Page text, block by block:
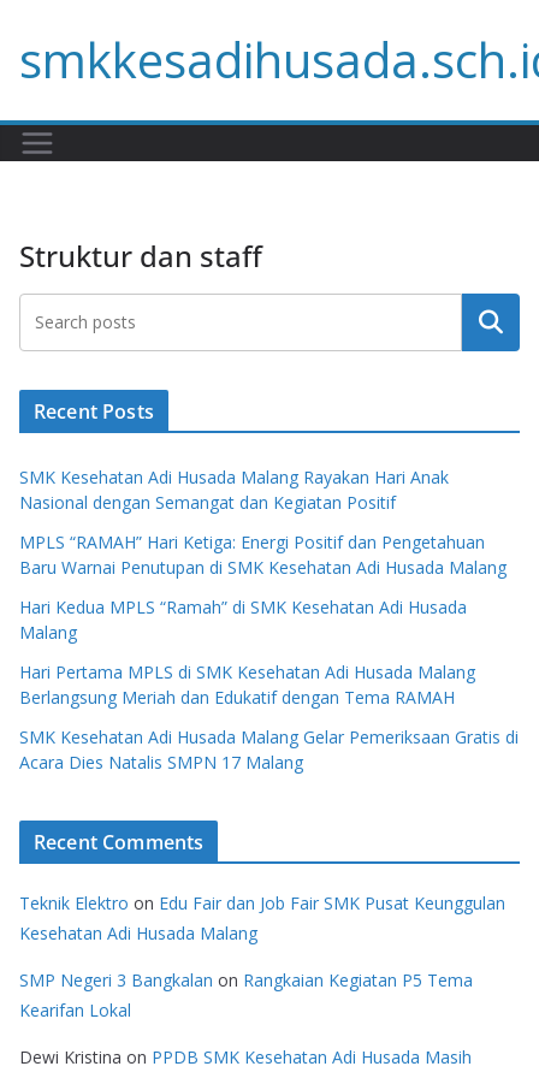
content
Struktur dan staff
Search
Recent Posts
SMK Kesehatan Adi Husada Malang Rayakan Hari Anak
Nasional dengan Semangat dan Kegiatan Positif
MPLS “RAMAH” Hari Ketiga: Energi Positif dan Pengetahuan
Baru Warnai Penutupan di SMK Kesehatan Adi Husada Malang
Hari Kedua MPLS “Ramah” di SMK Kesehatan Adi Husada
Malang
Hari Pertama MPLS di SMK Kesehatan Adi Husada Malang
Berlangsung Meriah dan Edukatif dengan Tema RAMAH
SMK Kesehatan Adi Husada Malang Gelar Pemeriksaan Gratis di
Acara Dies Natalis SMPN 17 Malang
Recent Comments
Teknik Elektro on Edu Fair dan Job Fair SMK Pusat Keunggulan
Kesehatan Adi Husada Malang
SMP Negeri 3 Bangkalan on Rangkaian Kegiatan P5 Tema
Kearifan Lokal
Dewi Kristina on PPDB SMK Kesehatan Adi Husada Masih